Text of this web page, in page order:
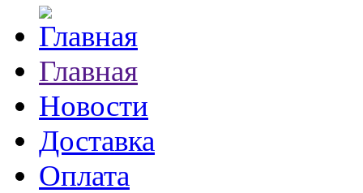
Главная
Новости
Доставка
Оплата